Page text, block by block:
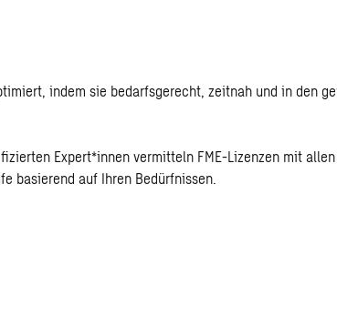
indem sie bedarfsgerecht, zeitnah und in den
Expert*innen vermitteln FME-Lizenzen mit
basierend auf Ihren Bedürfnissen.